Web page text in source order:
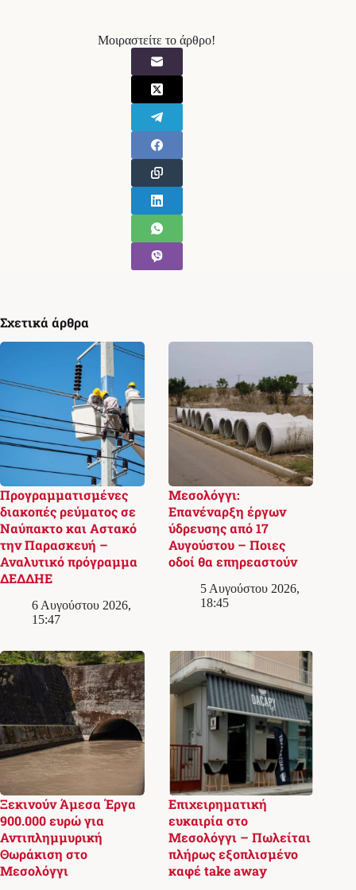
Μοιραστείτε το άρθρο!
Σχετικά άρθρα
Προγραμματισμένες
διακοπές ρεύματος σε
Ναύπακτο και Αστακό
την Παρασκευή –
Αναλυτικό πρόγραμμα
ΔΕΔΔΗΕ
6 Αυγούστου 2026,
15:47
Μεσολόγγι:
Επανέναρξη έργων
ύδρευσης από 17
Αυγούστου – Ποιες
οδοί θα επηρεαστούν
5 Αυγούστου 2026,
18:45
Ξεκινούν Άμεσα Έργα
900.000 ευρώ για
Αντιπλημμυρική
Θωράκιση στο
Μεσολόγγι
Επιχειρηματική
ευκαιρία στο
Μεσολόγγι – Πωλείται
πλήρως εξοπλισμένο
καφέ take away